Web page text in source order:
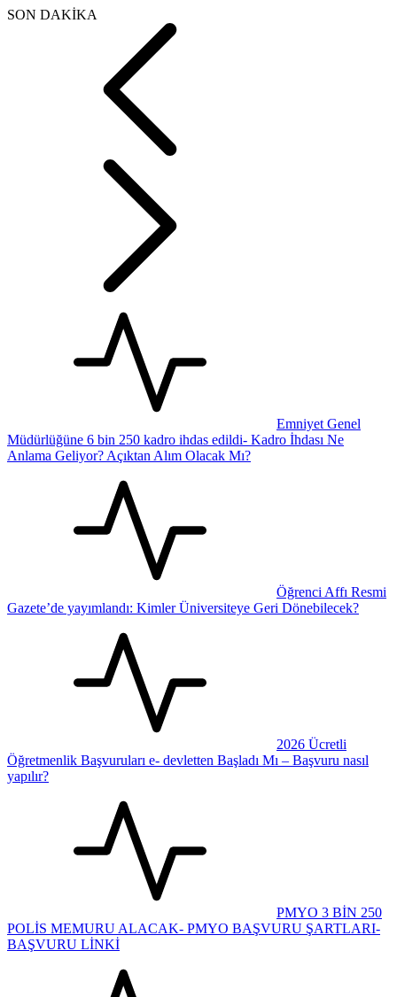
SON DAKİKA
Emniyet Genel
Müdürlüğüne 6 bin 250 kadro ihdas edildi- Kadro İhdası Ne
Anlama Geliyor? Açıktan Alım Olacak Mı?
Öğrenci Affı Resmi
Gazete’de yayımlandı: Kimler Üniversiteye Geri Dönebilecek?
2026 Ücretli
Öğretmenlik Başvuruları e- devletten Başladı Mı – Başvuru nasıl
yapılır?
PMYO 3 BİN 250
POLİS MEMURU ALACAK- PMYO BAŞVURU ŞARTLARI-
BAŞVURU LİNKİ